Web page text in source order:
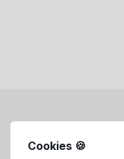
Cookies 🍪